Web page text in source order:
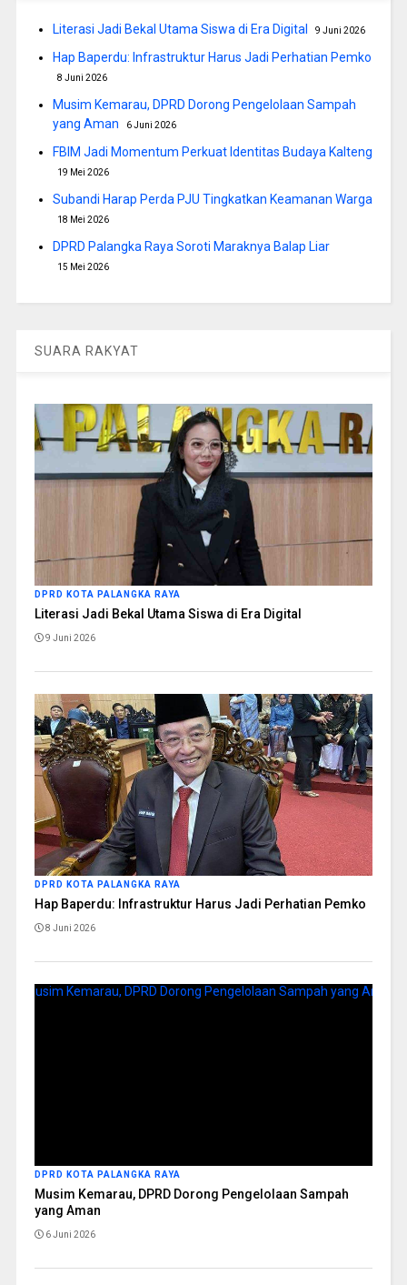
Literasi Jadi Bekal Utama Siswa di Era Digital 9 Juni 2026
Hap Baperdu: Infrastruktur Harus Jadi Perhatian Pemko
8 Juni 2026
Musim Kemarau, DPRD Dorong Pengelolaan Sampah
yang Aman
6 Juni 2026
FBIM Jadi Momentum Perkuat Identitas Budaya Kalteng
19 Mei 2026
Subandi Harap Perda PJU Tingkatkan Keamanan Warga
18 Mei 2026
DPRD Palangka Raya Soroti Maraknya Balap Liar
15 Mei 2026
SUARA RAKYAT
DPRD KOTA PALANGKA RAYA
Literasi Jadi Bekal Utama Siswa di Era Digital
9 Juni 2026
DPRD KOTA PALANGKA RAYA
Hap Baperdu: Infrastruktur Harus Jadi Perhatian Pemko
8 Juni 2026
DPRD KOTA PALANGKA RAYA
Musim Kemarau, DPRD Dorong Pengelolaan Sampah
yang Aman
6 Juni 2026